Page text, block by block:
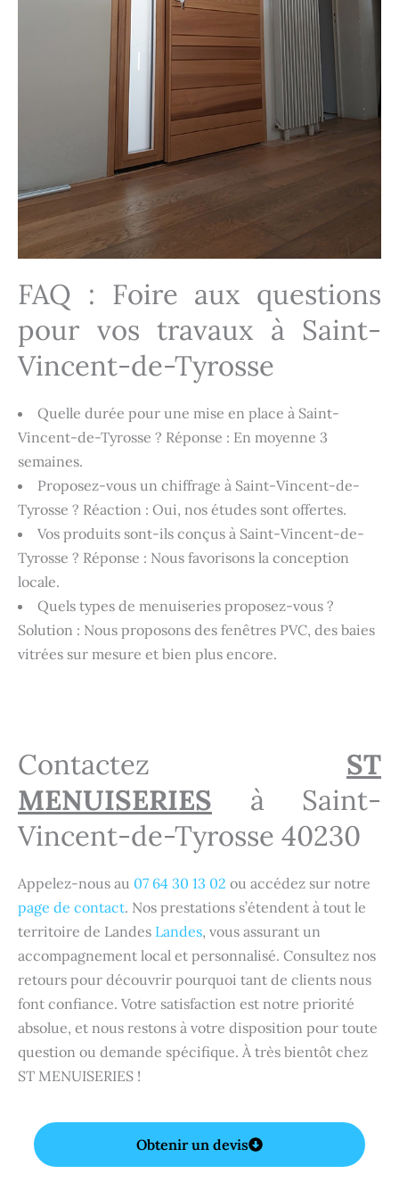
FAQ : Foire aux questions
pour vos travaux à Saint-
Vincent-de-Tyrosse
Quelle durée pour une mise en place à Saint-
Vincent-de-Tyrosse ? Réponse : En moyenne 3
semaines.
Proposez-vous un chiffrage à Saint-Vincent-de-
Tyrosse ? Réaction : Oui, nos études sont offertes.
Vos produits sont-ils conçus à Saint-Vincent-de-
Tyrosse ? Réponse : Nous favorisons la conception
locale.
Quels types de menuiseries proposez-vous ?
Solution : Nous proposons des fenêtres PVC, des baies
vitrées sur mesure et bien plus encore.
Contactez ST
MENUISERIES à Saint-
Vincent-de-Tyrosse 40230
Appelez-nous au 07 64 30 13 02 ou accédez sur notre
page de contact. Nos prestations s’étendent à tout le
territoire de Landes Landes, vous assurant un
accompagnement local et personnalisé. Consultez nos
retours pour découvrir pourquoi tant de clients nous
font confiance. Votre satisfaction est notre priorité
absolue, et nous restons à votre disposition pour toute
question ou demande spécifique. À très bientôt chez
ST MENUISERIES !
Obtenir un devis